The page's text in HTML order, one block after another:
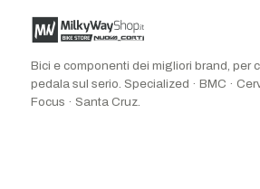
Bici e componenti dei migliori brand, per
pedala sul serio. Specialized · BMC ·
Focus · Santa Cruz.